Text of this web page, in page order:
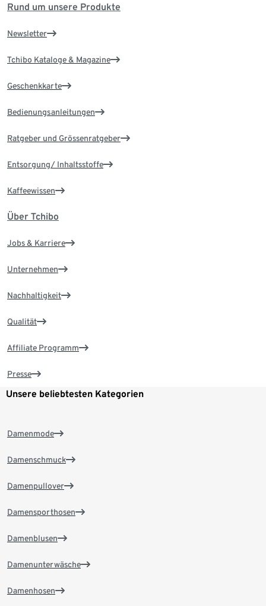
Rund um unsere Produkte
Newsletter
Tchibo Kataloge & Magazine
Geschenkkarte
Bedienungsanleitungen
Ratgeber und Grössenratgeber
Entsorgung/ Inhaltsstoffe
Kaffeewissen
Über Tchibo
Jobs & Karriere
Unternehmen
Nachhaltigkeit
Qualität
Affiliate Programm
Presse
Unsere beliebtesten Kategorien
Damenmode
Damenschmuck
Damenpullover
Damensporthosen
Damenblusen
Damenunterwäsche
Damenhosen